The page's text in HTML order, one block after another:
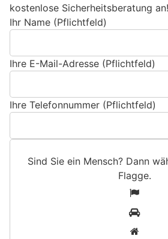
kostenlose Sicherheitsberatung an!
Ihr Name (Pflichtfeld)
Ihre E-Mail-Adresse (Pflichtfeld)
Ihre Telefonnummer (Pflichtfeld)
Sind Sie ein Mensch? Dann
Flagge.